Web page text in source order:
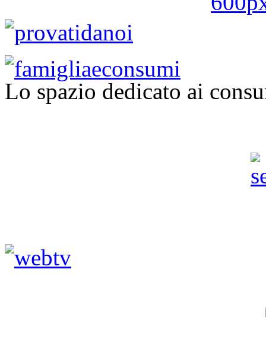
Lo spazio dedicato ai